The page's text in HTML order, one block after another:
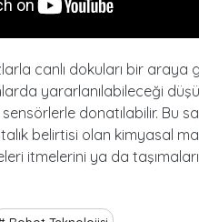
canlı dokuları bir
yararlanılabileceği
donatılabilir. Bu
belirtisi olan kimyasal
itmelerini ya da